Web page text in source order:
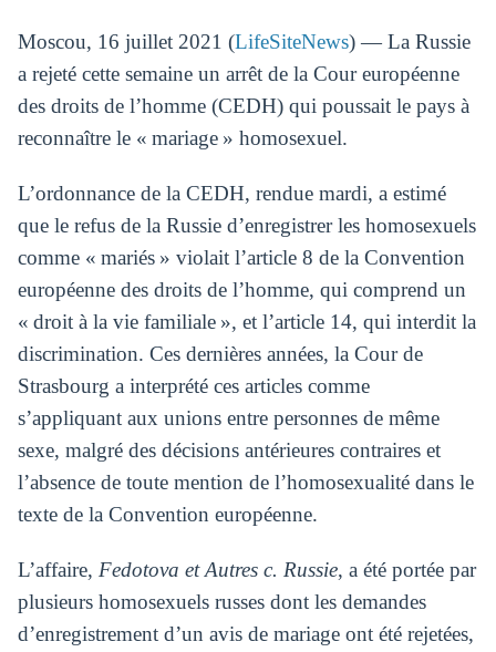
Moscou, 16 juillet 2021 (LifeSiteNews) — La Russie
a rejeté cette semaine un arrêt de la Cour européenne
des droits de l’homme (CEDH) qui poussait le pays à
reconnaître le « mariage » homosexuel.
L’ordonnance de la CEDH, rendue mardi, a estimé
que le refus de la Russie d’enregistrer les homosexuels
comme « mariés » violait l’article 8 de la Convention
européenne des droits de l’homme, qui comprend un
« droit à la vie familiale », et l’article 14, qui interdit la
discrimination. Ces dernières années, la Cour de
Strasbourg a interprété ces articles comme
s’appliquant aux unions entre personnes de même
sexe, malgré des décisions antérieures contraires et
l’absence de toute mention de l’homosexualité dans le
texte de la Convention européenne.
L’affaire, Fedotova et Autres c. Russie, a été portée par
plusieurs homosexuels russes dont les demandes
d’enregistrement d’un avis de mariage ont été rejetées,